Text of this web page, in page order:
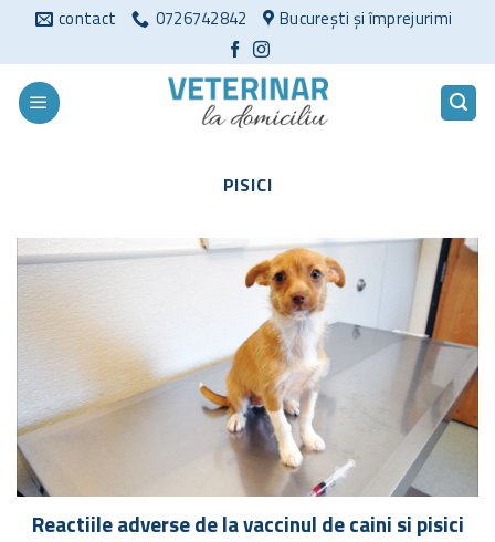
conținut
contact 0726742842 București și împrejurimi
PISICI
Reactiile adverse de la vaccinul de caini si pisici